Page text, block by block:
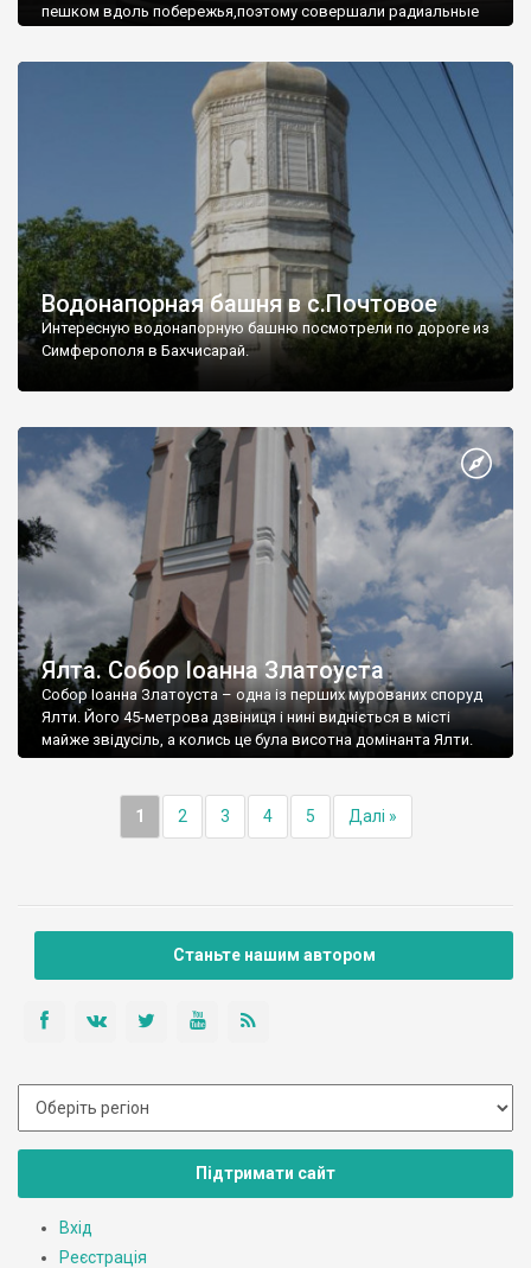
пешком вдоль побережья,поэтому совершали радиальные
Водонапорная башня в с.Почтовое
Интересную водонапорную башню посмотрели по дороге из
Симферополя в Бахчисарай.
Ялта. Собор Іоанна Златоуста
Собор Іоанна Златоуста – одна із перших мурованих споруд
Ялти. Його 45-метрова дзвіниця і нині видніється в місті
майже звідусіль, а колись це була висотна домінанта Ялти.
1 2 3 4 5 Далі »
Станьте нашим автором
Підтримати сайт
Вхід
Реєстрація